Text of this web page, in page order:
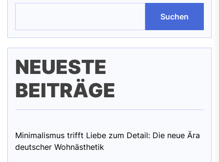
Suchen
NEUESTE
BEITRÄGE
Minimalismus trifft Liebe zum Detail: Die neue Ära
deutscher Wohnästhetik